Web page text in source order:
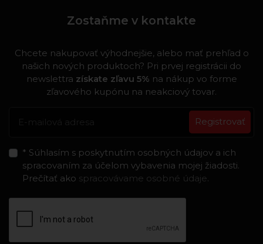
Zostaňme v kontakte
Chcete nakupovať výhodnejšie, alebo mať prehľad o
našich nových produktoch? Pri prvej registrácii do
newslettra získate zľavu 5% na nákup vo forme
zľavového kupónu na neakciový tovar.
Registrovať
* Súhlasím s poskytnutím osobných údajov a ich
spracovaním za účelom vybavenia mojej žiadosti.
Prečítať ako spracovávame osobné údaje.